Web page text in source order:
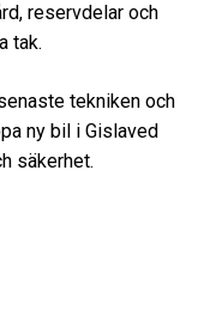
reservdelar och
tak.
tekniken och
ny bil i Gislaved
säkerhet.